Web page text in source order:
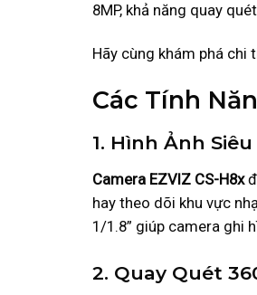
8MP, khả năng quay
Hãy cùng khám phá chi
Các Tính
1. Hình Ảnh
Camera EZVIZ CS-H8x
hay theo dõi khu vực
1/1.8” giúp camera ghi
2. Quay Quét